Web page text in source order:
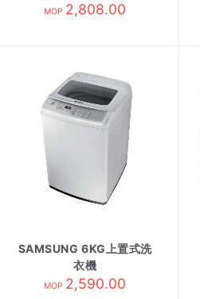
MOP 2,808.00
SAMSUNG 6KG上置式洗
衣機
WA60M4200SG/SH
MOP 2,590.00